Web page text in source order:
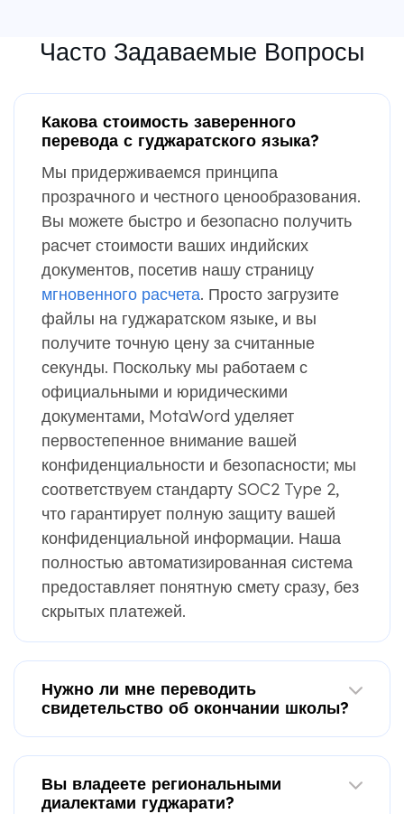
Часто Задаваемые Вопросы
Какова стоимость заверенного
перевода с гуджаратского языка?
Мы придерживаемся принципа
прозрачного и честного ценообразования.
Вы можете быстро и безопасно получить
расчет стоимости ваших индийских
документов, посетив нашу страницу
мгновенного расчета. Просто загрузите
файлы на гуджаратском языке, и вы
получите точную цену за считанные
секунды. Поскольку мы работаем с
официальными и юридическими
документами, MotaWord уделяет
первостепенное внимание вашей
конфиденциальности и безопасности; мы
соответствуем стандарту SOC2 Type 2,
что гарантирует полную защиту вашей
конфиденциальной информации. Наша
полностью автоматизированная система
предоставляет понятную смету сразу, без
скрытых платежей.
Нужно ли мне переводить
свидетельство об окончании школы?
Вы владеете региональными
диалектами гуджарати?